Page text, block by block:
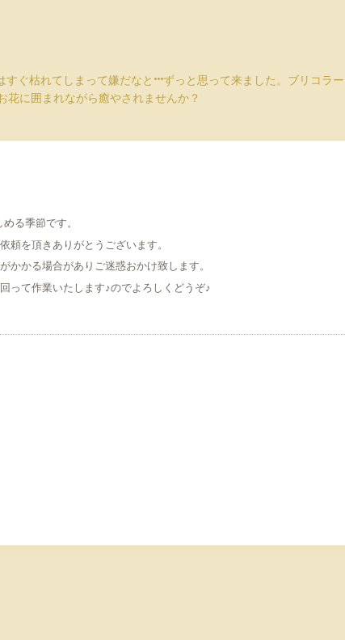
ぐ枯れてしまって嫌だなと···ずっと思って来ました。ブリコ
に囲まれながら癒やされませんか？
る季節です。
頼を頂きありがとうございます。
かかる場合がありご迷惑おかけ致します。
って作業いたします♪のでよろしくどうぞ♪